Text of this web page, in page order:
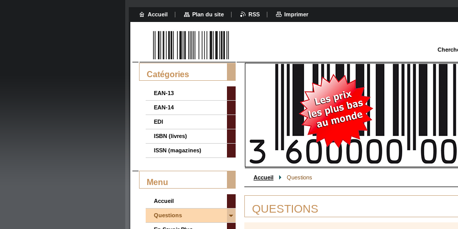
Accueil Questions
QUESTIONS
Catégories
EAN-13
EAN-14
EDI
ISBN (livres)
ISSN (magazines)
Menu
Accueil
Questions
Accueil Plan du site RSS Imprimer